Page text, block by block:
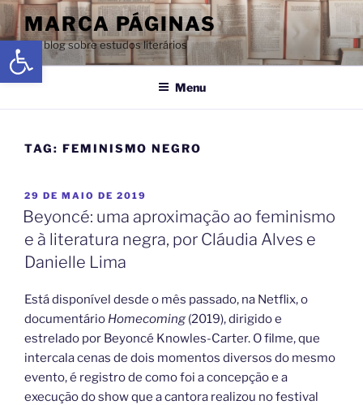
Abrir a barra de ferramentas
MARCA PÁGINAS
Um blog sobre estudos literários
Menu
TAG: FEMINISMO NEGRO
29 DE MAIO DE 2019
Beyoncé: uma aproximação ao feminismo
e à literatura negra, por Cláudia Alves e
Danielle Lima
Está disponível desde o mês passado, na Netflix, o
documentário Homecoming (2019), dirigido e
estrelado por Beyoncé Knowles-Carter. O filme, que
intercala cenas de dois momentos diversos do mesmo
evento, é registro de como foi a concepção e a
execução do show que a cantora realizou no festival